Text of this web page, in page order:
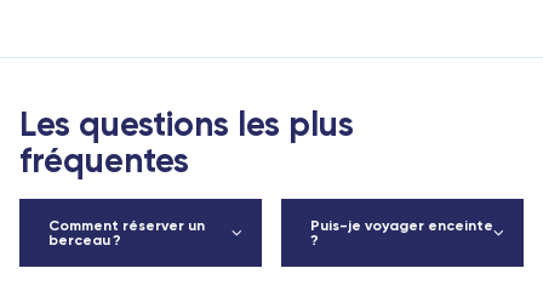
Les questions les plus
fréquentes
Comment réserver un
berceau ?
Puis-je voyager enceinte
?